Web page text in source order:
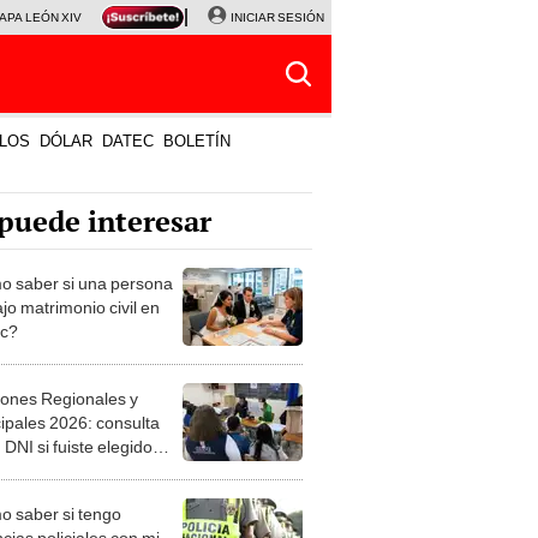
LEÓN XIV NALDY SALDAÑA LA BELLA LUZ
INICIAR SESIÓN
DÓLAR DATEC BOLETÍN
interesar
saber si una persona
matrimonio civil en
Regionales y
2026: consulta
DNI si fuiste elegido
saber si tengo